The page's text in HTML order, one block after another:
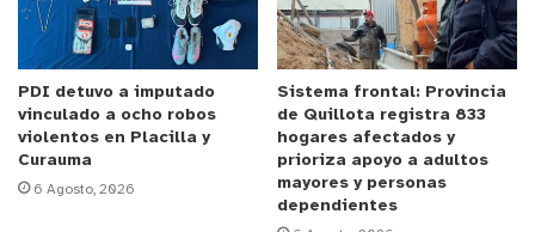
PDI detuvo a imputado
vinculado a ocho robos
violentos en Placilla y
Curauma
6 Agosto, 2026
Sistema frontal: Provincia
de Quillota registra 833
hogares afectados y
prioriza apoyo a adultos
mayores y personas
dependientes